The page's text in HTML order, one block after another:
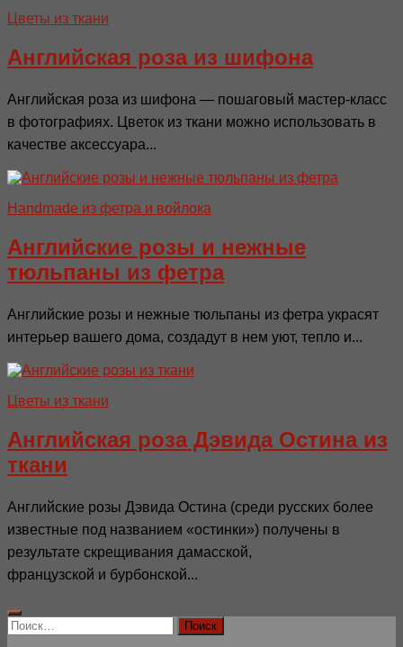
Цветы из ткани
Английская роза из шифона
Английская роза из шифона — пошаговый мастер-класс
в фотографиях. Цветок из ткани можно использовать в
качестве аксессуара...
Handmade из фетра и войлока
Английские розы и нежные
тюльпаны из фетра
Английские розы и нежные тюльпаны из фетра украсят
интерьер вашего дома, создадут в нем уют, тепло и...
Цветы из ткани
Английская роза Дэвида Остина из
ткани
Английские розы Дэвида Остина (среди русских более
известные под названием «остинки») получены в
результате скрещивания дамасской,
французской и бурбонской...
Найти: